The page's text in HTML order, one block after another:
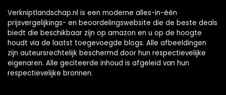
Verkniptlandschap.nl is een moderne alles-in-één
prijsvergelijkings- en beoordelingswebsite die de beste deals
biedt die beschikbaar zijn op amazon en u op de hoogte
houdt via de laatst toegevoegde blogs. Alle afbeeldingen
zijn auteursrechtelijk beschermd door hun respectievelijke
eigenaren. Alle geciteerde inhoud is afgeleid van hun
respectievelijke bronnen.